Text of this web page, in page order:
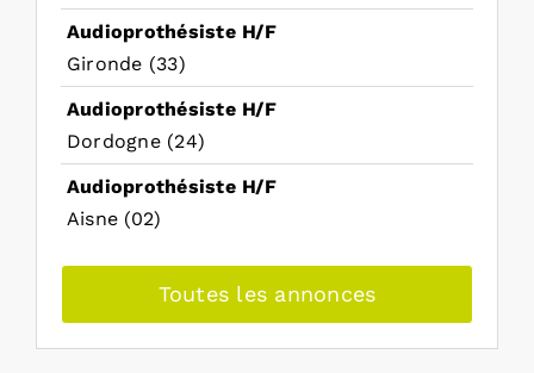
Audioprothésiste H/F
Gironde (33)
Audioprothésiste H/F
Dordogne (24)
Audioprothésiste H/F
Aisne (02)
Toutes les annonces